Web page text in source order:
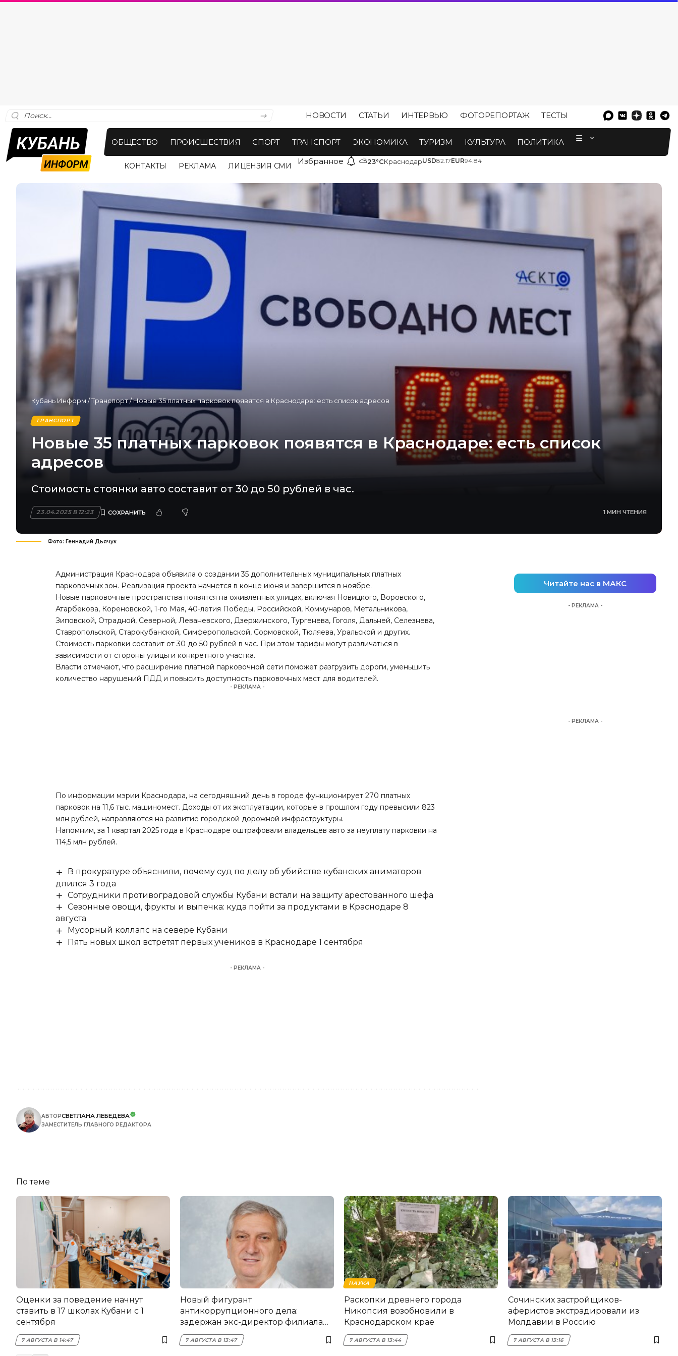
НОВОСТИ СТАТЬИ ИНТЕРВЬЮ ФОТОРЕПОРТАЖ ТЕСТЫ
ОБЩЕСТВО ПРОИСШЕСТВИЯ СПОРТ ТРАНСПОРТ ЭКОНОМИКА ТУРИЗМ КУЛЬТУРА ПОЛИТИКА
КОНТАКТЫ РЕКЛАМА ЛИЦЕНЗИЯ СМИ Избранное ⛅23°CКраснодарUSD82.17EUR94.84
Кубань Информ /Транспорт/Новые 35 платных парковок появятся в Краснодаре: есть список адресов
ТРАНСПОРТ
Новые 35 платных парковок появятся в Краснодаре: есть список
адресов
Стоимость стоянки авто составит от 30 до 50 рублей в час.
23.04.2025 В 12:23 1 МИН ЧТЕНИЯ
Фото: Геннадий Дьячук
Администрация Краснодара объявила о создании 35 дополнительных муниципальных платных
парковочных зон. Реализация проекта начнется в конце июня и завершится в ноябре.
Новые парковочные пространства появятся на оживленных улицах, включая Новицкого, Воровского,
Атарбекова, Кореновской, 1-го Мая, 40-летия Победы, Российской, Коммунаров, Метальникова,
Зиповской, Отрадной, Северной, Леваневского, Дзержинского, Тургенева, Гоголя, Дальней, Селезнева,
Ставропольской, Старокубанской, Симферопольской, Сормовской, Тюляева, Уральской и других.
Стоимость парковки составит от 30 до 50 рублей в час. При этом тарифы могут различаться в
зависимости от стороны улицы и конкретного участка.
Власти отмечают, что расширение платной парковочной сети поможет разгрузить дороги, уменьшить
количество нарушений ПДД и повысить доступность парковочных мест для водителей.
- РЕКЛАМА -
По информации мэрии Краснодара, на сегодняшний день в городе функционирует 270 платных
парковок на 11,6 тыс. машиномест. Доходы от их эксплуатации, которые в прошлом году превысили 823
млн рублей, направляются на развитие городской дорожной инфраструктуры.
Напомним, за 1 квартал 2025 года в Краснодаре оштрафовали владельцев авто за неуплату парковки на
114,5 млн рублей.
В прокуратуре объяснили, почему суд по делу об убийстве кубанских аниматоров
длился 3 года
Сотрудники противоградовой службы Кубани встали на защиту арестованного шефа
Сезонные овощи, фрукты и выпечка: куда пойти за продуктами в Краснодаре 8
августа
Мусорный коллапс на севере Кубани
Пять новых школ встретят первых учеников в Краснодаре 1 сентября
- РЕКЛАМА -
АВТОРСВЕТЛАНА ЛЕБЕДЕВА
ЗАМЕСТИТЕЛЬ ГЛАВНОГО РЕДАКТОРА
Читайте нас в МАКС
- РЕКЛАМА -
- РЕКЛАМА -
По теме
Оценки за поведение начнут
ставить в 17 школах Кубани с 1
сентября
7 АВГУСТА В 14:47
Новый фигурант
антикоррупционного дела:
задержан экс-директор филиала
НЭСК Крымска
7 АВГУСТА В 13:47
НАУКА
Раскопки древнего города
Никопсия возобновили в
Краснодарском крае
7 АВГУСТА В 13:44
Сочинских застройщиков-
аферистов экстрадировали из
Молдавии в Россию
7 АВГУСТА В 13:16